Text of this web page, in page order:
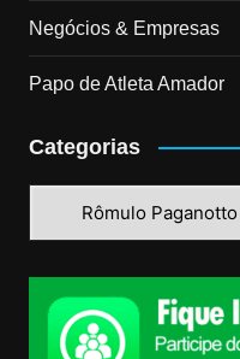
Negócios & Empresas
Papo de Atleta Amador
Categorias